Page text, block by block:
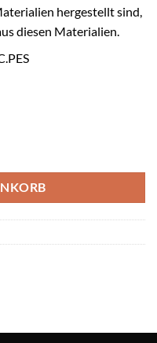
hergestellt sind,
diesen Materialien.